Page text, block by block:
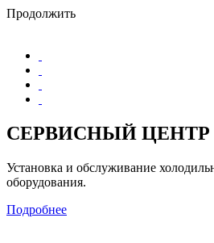
Продолжить
СЕРВИСНЫЙ ЦЕНТР
Установка и обслуживание
оборудования.
Подробнее